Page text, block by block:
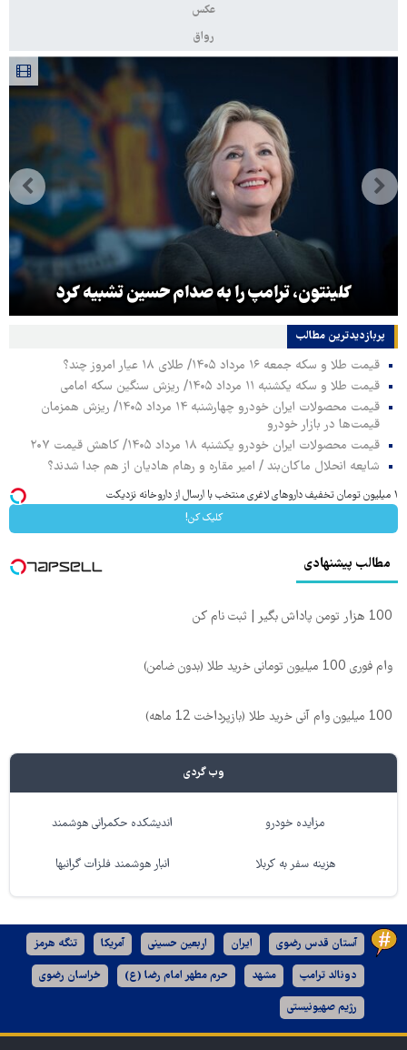
عکس
رواق
کلینتون، ترامپ را به صدام حسین تشبیه کرد
پربازدیدترین‌ مطالب
قیمت طلا و سکه جمعه ۱۶ مرداد ۱۴۰۵/ طلای ۱۸ عیار امروز چند؟
قیمت طلا و سکه یکشنبه ۱۱ مرداد ۱۴۰۵/ ریزش سنگین سکه امامی
قیمت محصولات ایران خودرو چهارشنبه ۱۴ مرداد ۱۴۰۵/ ریزش همزمان
قیمت‌ها در بازار خودرو
قیمت محصولات ایران خودرو یکشنبه ۱۸ مرداد ۱۴۰۵/ کاهش قیمت ۲۰۷
شایعه انحلال ماکان‌بند / امیر مقاره و رهام هادیان از هم جدا شدند؟
۱ میلیون تومان تخفیف داروهای لاغری منتخب با ارسال از داروخانه نزدیکت
کلیک کن!
مطالب پیشنهادی
100 هزار تومن پاداش بگیر | ثبت نام کن
وام فوری 100 میلیون تومانی خرید طلا (بدون ضامن)
100 میلیون وام آنی خرید طلا (بازپرداخت 12 ماهه)
وب گردی
مزایده خودرو اندیشکده حکمرانی هوشمند
هزینه سفر به کربلا انبار هوشمند فلزات گرانبها
آستان قدس رضوی ایران اربعین حسینی آمریکا تنگه هرمز
دونالد ترامپ مشهد حرم مطهر امام رضا (ع) خراسان رضوی
رژیم صهیونیستی